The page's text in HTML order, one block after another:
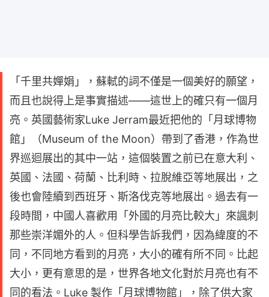
「千里共嬋娟」，蘇軾的詞不僅是一個美好的願望，
而且也說得上是事實描述——這世上的確只有一個月
亮。英國藝術家Luke Jerram最近把他的「月球博物
館」（Museum of the Moon）帶到了香港，作為世
界巡迴展出的其中一站，這個裝置之前已在意大利、
英國、法國、荷蘭、比利時、拉脫維亞等地展出，之
後也會陸續到西班牙、斯洛伐克等地展出。過去有一
段時間，中國人喜歡用「外國的月亮比較大」來諷刺
那些崇洋媚外的人。但科學告訴我們，因為緯度的不
同，不同地方看到的月亮，大小的確有所不同。比起
大小，更有意思的是，世界各地文化對於月亮也有不
同的看法。Luke 製作「月球博物館」，除了供大家